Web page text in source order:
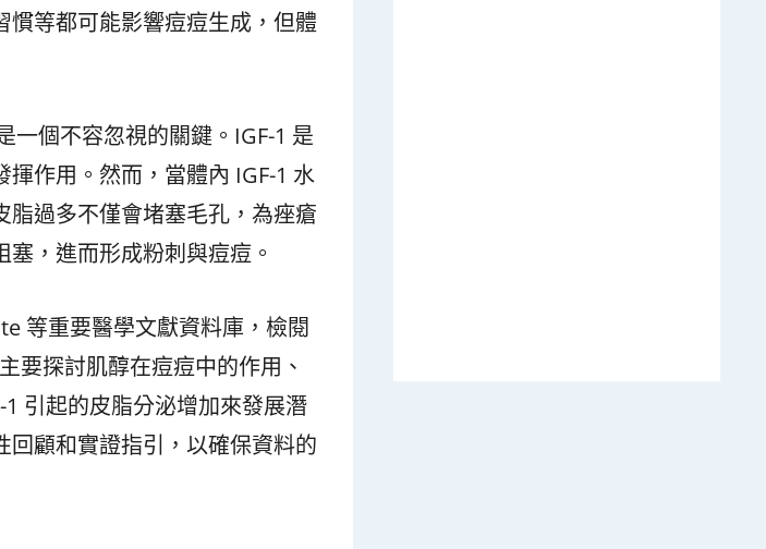
等都可能影響痘痘生成，但體
一個不容忽視的關鍵。IGF-1 是
作用。然而，當體內 IGF-1 水
過多不僅會堵塞毛孔，為痤瘡
，進而形成粉刺與痘痘。
等重要醫學文獻資料庫，檢閱
要探討肌醇在痘痘中的作用、
引起的皮脂分泌增加來發展潛
顧和實證指引，以確保資料的